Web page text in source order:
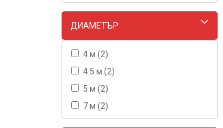
ДИАМЕТЪР
4 м (2)
4.5 м (2)
5 м (2)
7 м (2)